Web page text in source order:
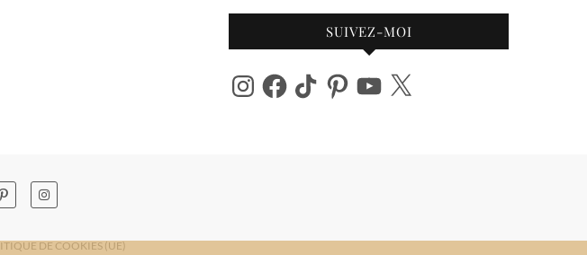
SUIVEZ-MOI
InstagramFacebook
TikTok PinterestYouTube
X
DE COOKIES (UE)